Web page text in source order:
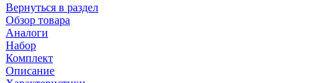
Вернуться в раздел
Обзор товара
Аналоги
Набор
Комплект
Описание